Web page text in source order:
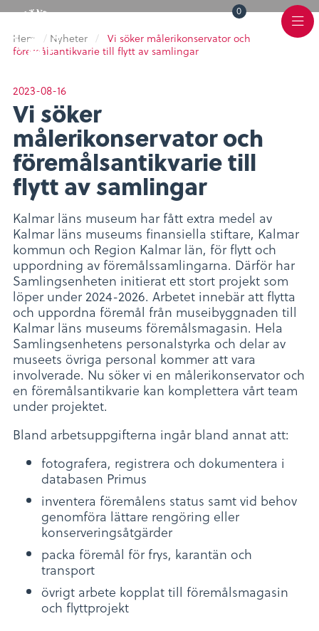
Varukorg
0 Toggle
Scheme
Meny
Hem / Nyheter / Vi söker målerikonservator och
föremålsantikvarie till flytt av samlingar
2023-08-16
Vi söker
målerikonservator och
föremålsantikvarie till
flytt av samlingar
Kalmar läns museum har fått extra medel av
Kalmar läns museums finansiella stiftare, Kalmar
kommun och Region Kalmar län, för flytt och
uppordning av föremålssamlingarna. Därför har
Samlingsenheten initierat ett stort projekt som
löper under 2024-2026. Arbetet innebär att flytta
och uppordna föremål från museibyggnaden till
Kalmar läns museums föremålsmagasin. Hela
Samlingsenhetens personalstyrka och delar av
museets övriga personal kommer att vara
involverade. Nu söker vi en målerikonservator och
en föremålsantikvarie kan komplettera vårt team
under projektet.
Bland arbetsuppgifterna ingår bland annat att:
fotografera, registrera och dokumentera i
databasen Primus
inventera föremålens status samt vid behov
genomföra lättare rengöring eller
konserveringsåtgärder
packa föremål för frys, karantän och
transport
övrigt arbete kopplat till föremålsmagasin
och flyttprojekt